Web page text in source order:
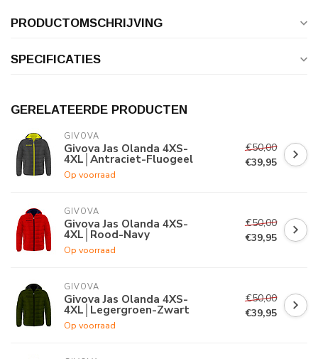
PRODUCTOMSCHRIJVING
SPECIFICATIES
GERELATEERDE PRODUCTEN
GIVOVA
Givova Jas Olanda 4XS-
4XL│Antraciet-Fluogeel
Op voorraad
€50,00
€39,95
GIVOVA
Givova Jas Olanda 4XS-
4XL│Rood-Navy
Op voorraad
€50,00
€39,95
GIVOVA
Givova Jas Olanda 4XS-
4XL│Legergroen-Zwart
Op voorraad
€50,00
€39,95